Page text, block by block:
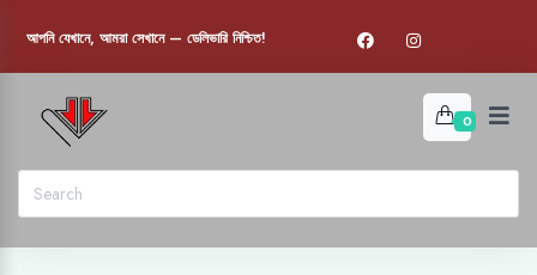
আপনি যেখানে, আমরা সেখানে — ডেলিভারি নিশ্চিত!
0